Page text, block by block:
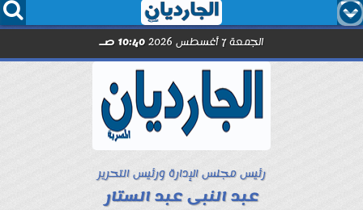
  
الجمعة 7 أغسطس 2026 10:40 صـ
رئيس مجلس الإدارة ورئيس التحرير
عبد النبى عبد الستار